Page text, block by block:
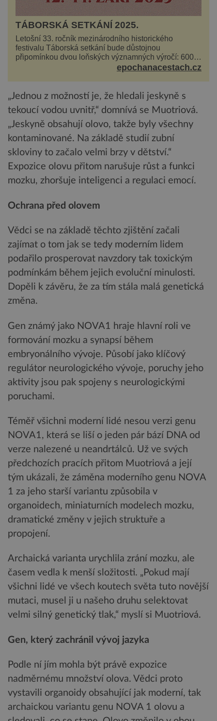
TÁBORSKÁ SETKÁNÍ 2025.
Letošní 33. ročník mezinárodního historického
festivalu Táborská setkání bude důstojnou
připomínkou dvou loňských významných výročí: 600
let od úmrtí nikdy v poli neporaženého hejtmana Jana
epochanacestach.cz
„Jednou z možností je, že hledali jeskyně s
tekoucí vodou uvnitř,“ domnívá se Muotriová.
„Jeskyně obsahují olovo, takže byly všechny
kontaminované. Na základě studií zubní
skloviny to začalo velmi brzy v dětství.“
Expozice olovu přitom narušuje růst a funkci
mozku, zhoršuje inteligenci a regulaci emocí.
Ochrana před olovem
Vědci se na základě těchto zjištění začali
zajímat o tom jak se tedy moderním lidem
podařilo prosperovat navzdory tak toxickým
podmínkám během jejich evoluční minulosti.
Dopěli k závěru, že za tím stála malá genetická
změna.
Gen známý jako NOVA1 hraje hlavní roli ve
formování mozku a synapsí během
embryonálního vývoje. Působí jako klíčový
regulátor neurologického vývoje, poruchy jeho
aktivity jsou pak spojeny s neurologickými
poruchami.
Téměř všichni moderní lidé nesou verzi genu
NOVA1, která se liší o jeden pár bází DNA od
verze nalezené u neandrtálců. Už ve svých
předchozích pracích přitom Muotriová a její
tým ukázali, že záměna moderního genu NOVA
1 za jeho starší variantu způsobila v
organoidech, miniaturních modelech mozku,
dramatické změny v jejich struktuře a
propojení.
Archaická varianta urychlila zrání mozku, ale
časem vedla k menší složitosti. „Pokud mají
všichni lidé ve všech koutech světa tuto novější
mutaci, musel ji u našeho druhu selektovat
velmi silný genetický tlak,“ myslí si Muotriová.
Gen, který zachránil vývoj jazyka
Podle ní jím mohla být právě expozice
nadměrnému množství olova. Vědci proto
vystavili organoidy obsahující jak moderní, tak
archaickou variantu genu NOVA 1 olovu a